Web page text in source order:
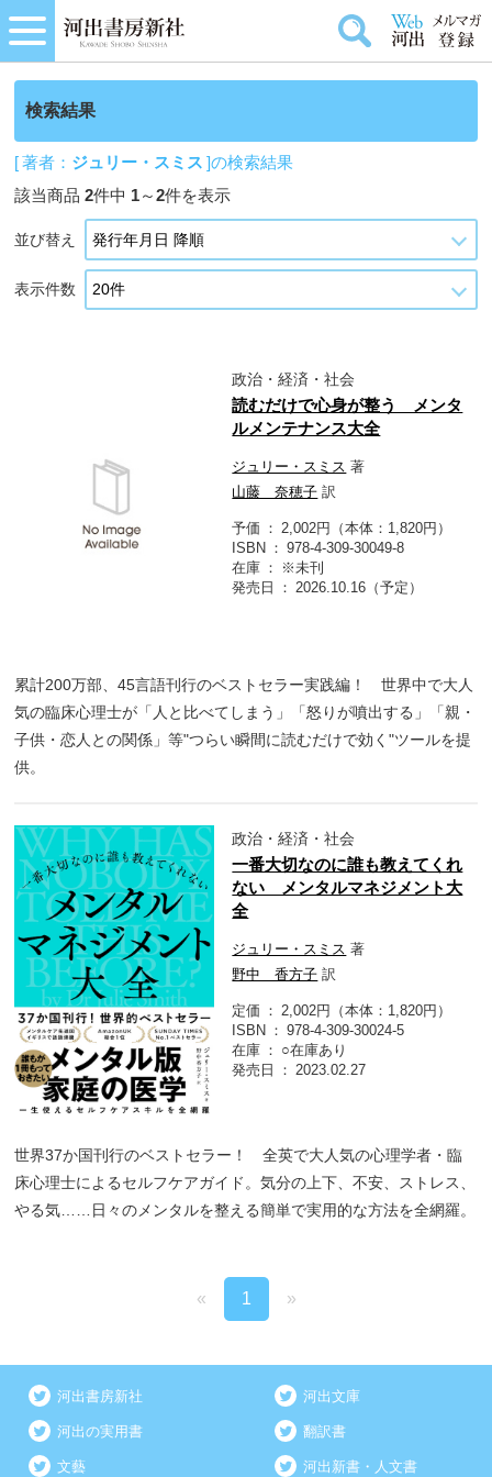
検索結果
[ 著者： ジュリー・スミス ]の検索結果
該当商品2件中 1～2件を表示
並び替え
表示件数
政治・経済・社会
読むだけで心身が整う メンタ
ルメンテナンス大全
ジュリー・スミス 著
山藤 奈穂子 訳
予価
2,002円（本体：1,820円）
ISBN
978-4-309-30049-8
在庫
※未刊
発売日
2026.10.16（予定）
累計200万部、45言語刊行のベストセラー実践編！ 世界中で大人
気の臨床心理士が「人と比べてしまう」「怒りが噴出する」「親・
子供・恋人との関係」等"つらい瞬間に読むだけで効く"ツールを提
供。
政治・経済・社会
一番大切なのに誰も教えてくれ
ない メンタルマネジメント大
全
ジュリー・スミス 著
野中 香方子 訳
定価
2,002円（本体：1,820円）
ISBN
978-4-309-30024-5
在庫
○在庫あり
発売日
2023.02.27
世界37か国刊行のベストセラー！ 全英で大人気の心理学者・臨
床心理士によるセルフケアガイド。気分の上下、不安、ストレス、
やる気……日々のメンタルを整える簡単で実用的な方法を全網羅。
« 1 »
河出書房新社 河出文庫
河出の実用書 翻訳書
文藝 河出新書・人文書